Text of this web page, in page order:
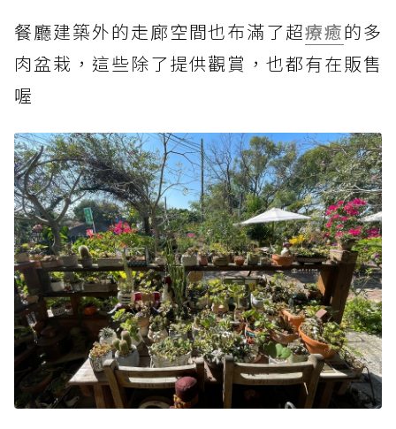
餐廳建築外的走廊空間也布滿了超療癒的多
肉盆栽，這些除了提供觀賞，也都有在販售
喔